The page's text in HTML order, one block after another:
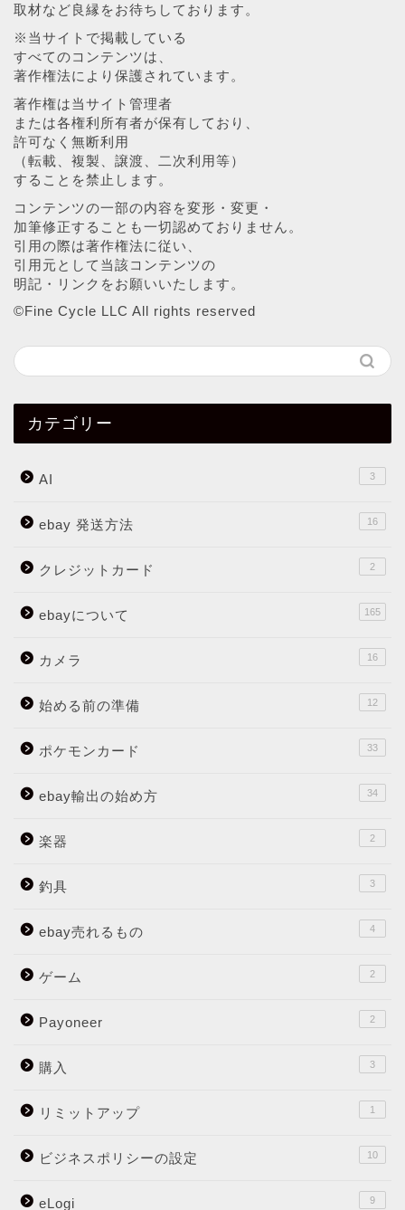
取材など良縁をお待ちしております。
※当サイトで掲載している
すべてのコンテンツは、
著作権法により保護されています。
著作権は当サイト管理者
または各権利所有者が保有しており、
許可なく無断利用
（転載、複製、譲渡、二次利用等）
することを禁止します。
コンテンツの一部の内容を変形・変更・
加筆修正することも一切認めておりません。
引用の際は著作権法に従い、
引用元として当該コンテンツの
明記・リンクをお願いいたします。
©︎Fine Cycle LLC All rights reserved
カテゴリー
AI 3
ebay 発送方法 16
クレジットカード 2
ebayについて 165
カメラ 16
始める前の準備 12
ポケモンカード 33
ebay輸出の始め方 34
楽器 2
釣具 3
ebay売れるもの 4
ゲーム 2
Payoneer 2
購入 3
リミットアップ 1
ビジネスポリシーの設定 10
eLogi 9